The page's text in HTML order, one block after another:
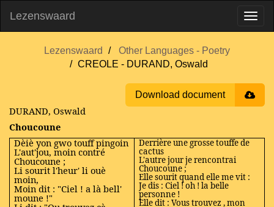
Lezenswaard
Lezenswaard
Other Languages - Poetry
CREOLE - DURAND, Oswald
Download document
DURAND, Oswald
Choucoune
Dèiè yon gwo touff pingoin
L'aut'jou, moin contré
Choucoune ;
Li sourit l'heur' li ouè
moin,
Moin dit : "Ciel ! a là bell'
moune !"
Derrière une grosse touffe de
cactus
L'autre jour je rencontrai
Choucoune ;
Elle sourit quand elle me vit :
Je dis : Ciel ! oh ! la belle
personne !
Elle dit : Vous trouvez , mon